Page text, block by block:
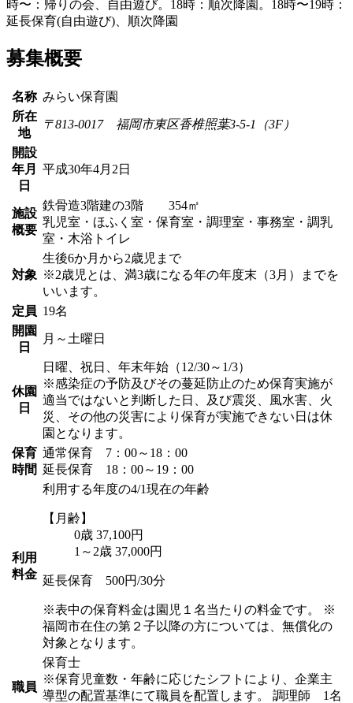
募集概要
名称 みらい保育園
所在
地
〒813-0017 福岡市東区香椎照葉3-5-1（3F）
開設
年月
日
平成30年4月2日
施設
概要
鉄骨造3階建の3階 354㎡
乳児室・ほふく室・保育室・調理室・事務室・調乳
室・木浴トイレ
対象
生後6か月から2歳児まで
※2歳児とは、満3歳になる年の年度末（3月）までを
いいます。
定員 19名
開園
日
月～土曜日
休園
日
日曜、祝日、年末年始（12/30～1/3）
※感染症の予防及びその蔓延防止のため保育実施が
適当ではないと判断した日、及び震災、風水害、火
災、その他の災害により保育が実施できない日は休
園となります。
保育
時間
通常保育 7：00～18：00
延長保育 18：00～19：00
利用
料金
利用する年度の4/1現在の年齢
【月齢】
0歳 37,100円
1～2歳 37,000円
延長保育 500円/30分
※表中の保育料金は園児１名当たりの料金です。
※
福岡市在住の第２子以降の方については、無償化の
対象となります。
職員
保育士
※保育児童数・年齢に応じたシフトにより、企業主
導型の配置基準にて職員を配置します。
調理師 1名